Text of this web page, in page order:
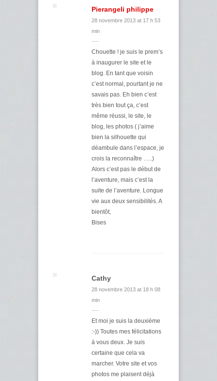
Pierangeli philippe
28 novembre 2013 at 17 h 53
min
Chouette ! je suis le prem’s
à inaugurer le site et le
blog. En tant que voisin
c’est normal, pourtant je ne
savais pas. Eh bien c’est
très bien tout ça, c’est
même réussi, le site, le
blog, les photos ( j’aime
bien la silhouette qui
déambule dans l’espace, je
crois la reconnaître …..)
Alors c’est pas le début de
l’aventure, mais c’est la
suite de l’aventure. Longue
vie aux deux sensibilités. A
bientôt,
Bises
Cathy
28 novembre 2013 at 18 h 08
min
Et moi je suis la deuxième
:-)) Toutes mes félicitations
à vous deux. Je suis
certaine que cela va
marcher. Votre site et vos
photos me plaisent déjà